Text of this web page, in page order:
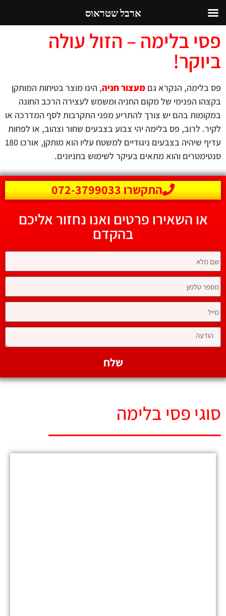
פסי בלימה – הזול עולה
ביוקר!
פס בלימה, הנקרא גם מעצור חניה, הינו מוצר בטיחות המותקן
בקצהו הפנימי של מקום החניה ומשמש לעצירה הרכב החונה
במקומות בהם יש צורך להתריע מפני התקרבות לסף המדרכה או
לקיר. לרוב, פס בלימה יהי צבוע בצבעים שחור וצהוב, או לפחות
עדיף שיהיה בצבעים ניגודיים למשטח עליו הוא מותקן, אורכו 180
סנטימטרים והוא מתאים בעיקר לשימוש בחניונים.
התקשרו 072-3799033
או השאירו פרטים ואנו נחזור אליכם
בהקדם
שלח
סוגי פסי בלימה
ארבל שטראוס